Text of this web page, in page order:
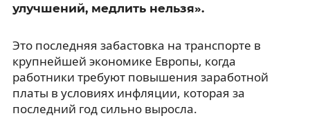
улучшений, медлить нельзя».
Это последняя забастовка на транспорте в
крупнейшей экономике Европы, когда
работники требуют повышения заработной
платы в условиях инфляции, которая за
последний год сильно выросла.